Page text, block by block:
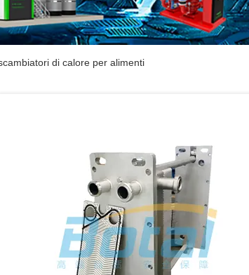
di calore per alimenti